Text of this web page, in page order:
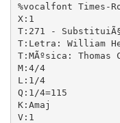
%vocalfont Times-
X:1
T:271 -
T:Letra: William
T:MÃºsica:
M:4/4
L:1/4
Q:1/4=115
K:Amaj
V:1